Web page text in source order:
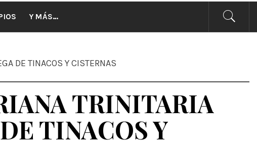
Y MÁS…
DE TINACOS Y CISTERNAS
TRINITARIA
TINACOS Y